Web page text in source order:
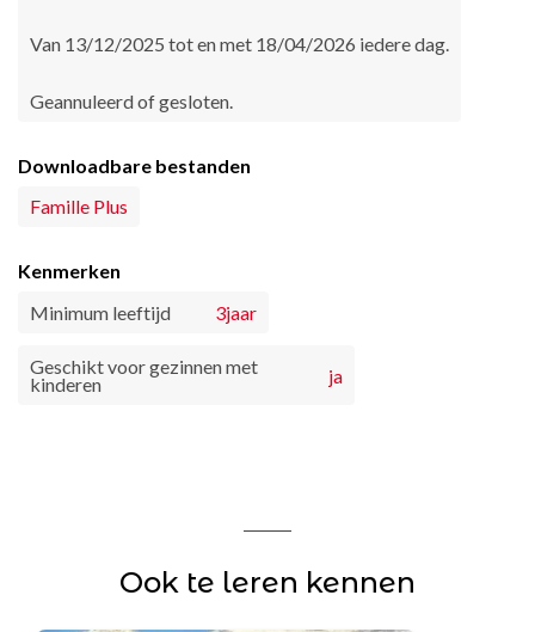
Van 13/12/2025 tot en met 18/04/2026 iedere dag.
Geannuleerd of gesloten.
Downloadbare bestanden
Famille Plus
Kenmerken
Minimum leeftijd
3jaar
Geschikt voor gezinnen met
kinderen ja
Ook te leren kennen